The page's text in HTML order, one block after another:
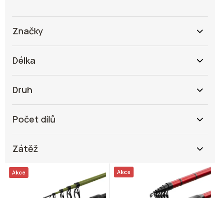
Značky
Délka
Druh
Počet dílů
Zátěž
V
ý Akce Akce